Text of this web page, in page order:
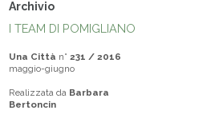
Archivio
I TEAM DI POMIGLIANO
Una Città n° 231 / 2016
maggio-giugno
Realizzata da Barbara
Bertoncin